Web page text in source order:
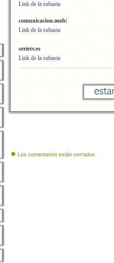
Link de la subasta
comunicacion.mobi
Link de la subasta
serietv.es
Link de la subasta
Los comentarios están cerrados